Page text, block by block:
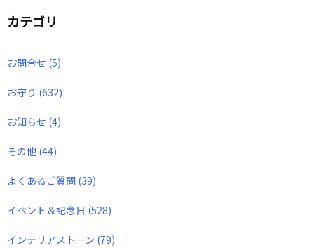
カテゴリ
お問合せ (5)
お守り (632)
お知らせ (4)
その他 (44)
よくあるご質問 (39)
イベント＆記念日 (528)
インテリアストーン (79)